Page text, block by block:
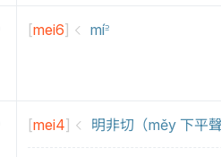
[mei6] mí꜅
[mei4] 明非切（měy 下平聲